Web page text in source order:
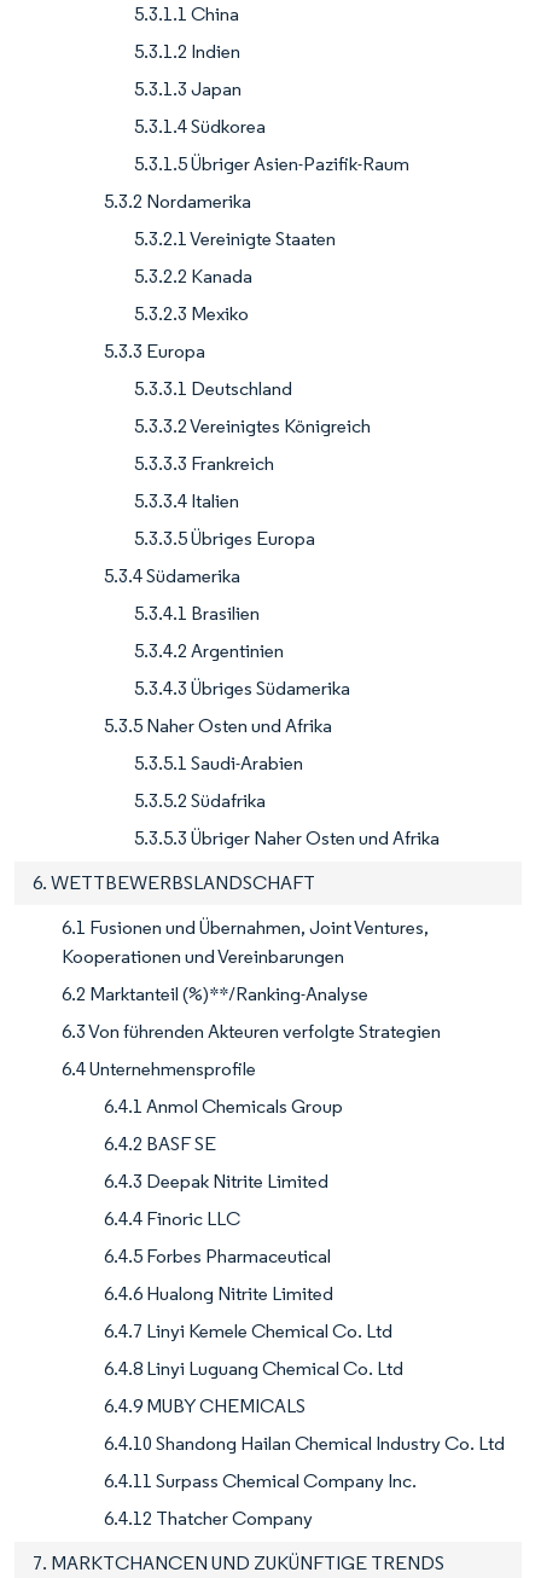
5.3.1.1 China
5.3.1.2 Indien
5.3.1.3 Japan
5.3.1.4 Südkorea
5.3.1.5 Übriger Asien-Pazifik-Raum
5.3.2 Nordamerika
5.3.2.1 Vereinigte Staaten
5.3.2.2 Kanada
5.3.2.3 Mexiko
5.3.3 Europa
5.3.3.1 Deutschland
5.3.3.2 Vereinigtes Königreich
5.3.3.3 Frankreich
5.3.3.4 Italien
5.3.3.5 Übriges Europa
5.3.4 Südamerika
5.3.4.1 Brasilien
5.3.4.2 Argentinien
5.3.4.3 Übriges Südamerika
5.3.5 Naher Osten und Afrika
5.3.5.1 Saudi-Arabien
5.3.5.2 Südafrika
5.3.5.3 Übriger Naher Osten und Afrika
6. WETTBEWERBSLANDSCHAFT
6.1 Fusionen und Übernahmen, Joint Ventures,
Kooperationen und Vereinbarungen
6.2 Marktanteil (%)**/Ranking-Analyse
6.3 Von führenden Akteuren verfolgte Strategien
6.4 Unternehmensprofile
6.4.1 Anmol Chemicals Group
6.4.2 BASF SE
6.4.3 Deepak Nitrite Limited
6.4.4 Finoric LLC
6.4.5 Forbes Pharmaceutical
6.4.6 Hualong Nitrite Limited
6.4.7 Linyi Kemele Chemical Co. Ltd
6.4.8 Linyi Luguang Chemical Co. Ltd
6.4.9 MUBY CHEMICALS
6.4.10 Shandong Hailan Chemical Industry Co. Ltd
6.4.11 Surpass Chemical Company Inc.
6.4.12 Thatcher Company
7. MARKTCHANCEN UND ZUKÜNFTIGE TRENDS